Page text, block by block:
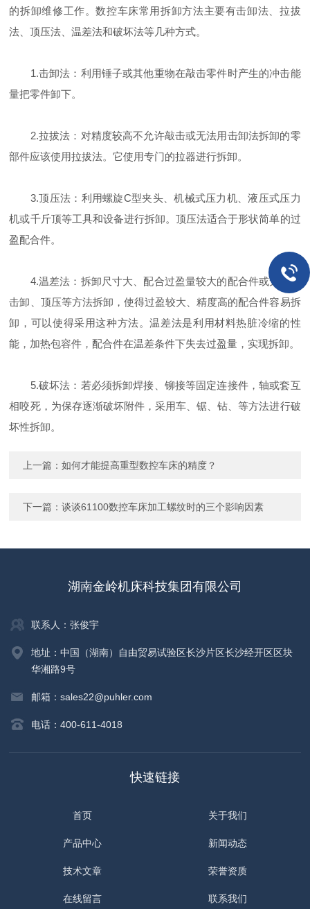
的拆卸维修工作。数控车床常用拆卸方法主要有击卸法、拉拔
法、顶压法、温差法和破坏法等几种方式。
1.击卸法：利用锤子或其他重物在敲击零件时产生的冲击能
量把零件卸下。
2.拉拔法：对精度较高不允许敲击或无法用击卸法拆卸的零
部件应该使用拉拔法。它使用专门的拉器进行拆卸。
3.顶压法：利用螺旋C型夹头、机械式压力机、液压式压力
机或千斤顶等工具和设备进行拆卸。顶压法适合于形状简单的过
盈配合件。
4.温差法：拆卸尺寸大、配合过盈量较大的配合件或无法用
击卸、顶压等方法拆卸，使得过盈较大、精度高的配合件容易拆
卸，可以使得采用这种方法。温差法是利用材料热脏冷缩的性
能，加热包容件，配合件在温差条件下失去过盈量，实现拆卸。
5.破坏法：若必须拆卸焊接、铆接等固定连接件，轴或套互
相咬死，为保存逐渐破坏附件，采用车、锯、钻、等方法进行破
坏性拆卸。
上一篇：如何才能提高重型数控车床的精度？
下一篇：谈谈61100数控车床加工螺纹时的三个影响因素
湖南金岭机床科技集团有限公司
联系人：张俊宇
地址：中国（湖南）自由贸易试验区长沙片区长沙经开区区块
华湘路9号
邮箱：sales22@puhler.com
电话：400-611-4018
快速链接
首页 关于我们
产品中心 新闻动态
技术文章 荣誉资质
在线留言 联系我们